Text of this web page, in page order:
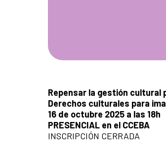
Repensar la gestión cultural
Derechos culturales para
16 de octubre 2025 a las 18h
PRESENCIAL en el CCEBA
INSCRIPCIÓN CERRADA